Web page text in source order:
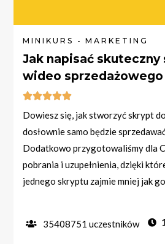
MINIKURS - MARKETING
Jak napisać skuteczny
wideo sprzedażowego

Dowiesz się, jak stworzyć skrypt
dosłownie samo będzie
Dodatkowo przygotowaliśmy dla
pobrania i uzupełnienia, dzięki
jednego skryptu zajmie mniej jak
35408751 uczestników